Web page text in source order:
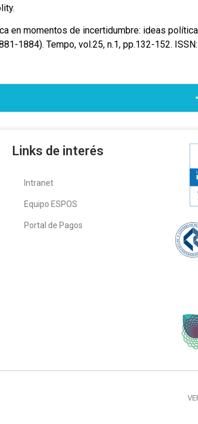
en momentos de incertidumbre: ideas
1884). Tempo, vol.25, n.1, pp.132-152. ISSN:
Links de interés
Intranet
Equipo ESPOS
Portal de Pagos